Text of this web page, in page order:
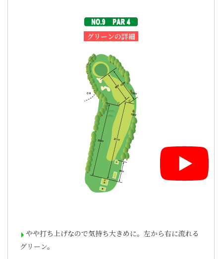
グリーンの詳細
やや打ち上げなので気持ち大きめに。左から右に流れる
グリーン。